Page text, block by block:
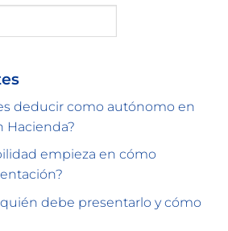
deducir como autónomo en
Hacienda?
empieza en cómo
quién debe presentarlo y cómo